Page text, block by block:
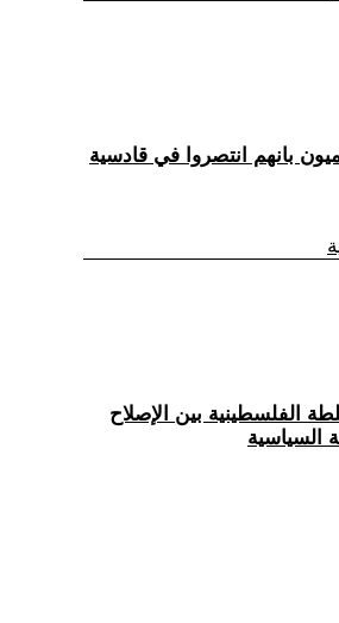
بانهم انتصروا في قادسية
الفلسطينية بين الإصلاح
السياسية